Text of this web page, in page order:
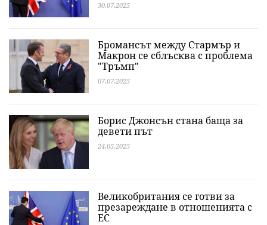
30.07.2025
Бромансът между Стармър и
Макрон се сблъсква с проблема
"Тръмп"
07.07.2025
Борис Джонсън стана баща за
девети път
24.05.2025
Великобритания се готви за
презареждане в отношенията с
ЕС